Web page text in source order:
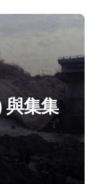
與集集